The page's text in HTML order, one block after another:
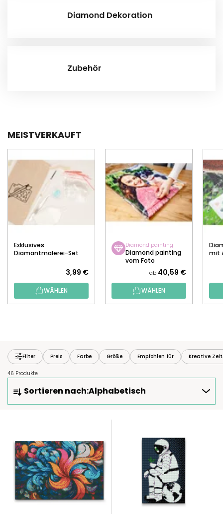
Diamond Dekoration
Zubehör
MEISTVERKAUFT
Exklusives
Diamantmalerei-Set
3,99 €
WÄHLEN
Diamond painting
Diamond painting
vom Foto
ab 40,59 €
WÄHLEN
mit
Filter Preis Farbe Größe Empfohlen für Kreative
46 Produkte
O
Sortieren nach:Alphabetisch